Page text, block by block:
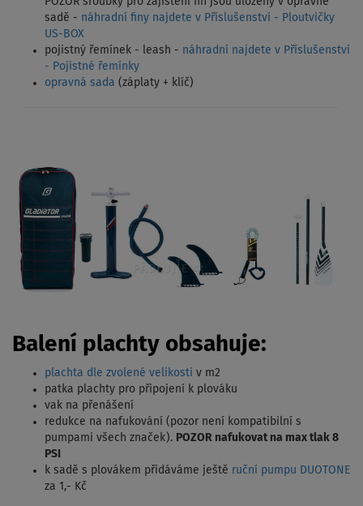
sadě - náhradní finy najdete v Příslušenství - Ploutvičky
US-BOX
pojistný řemínek - leash - náhradní najdete v Příslušenství
- Pojistné řemínky
opravná sada (záplaty + klíč)
Balení plachty obsahuje:
plachta dle zvolené velikosti v m2
patka plachty pro připojení k plováku
vak na přenášení
redukce na nafukování (pozor není kompatibilní s
pumpami všech značek). POZOR nafukovat na max tlak 8
PSI
k sadě s plovákem přidáváme ještě ruční pumpu DUOTONE
za 1,- Kč